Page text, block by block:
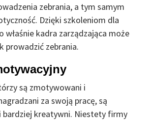
zebrania, a tym samym
Dzięki szkoleniom dla
właśnie kadra zarządzająca może
prowadzić zebrania.
są zmotywowani i
za swoją pracę, są
bardziej kreatywni. Niestety firmy